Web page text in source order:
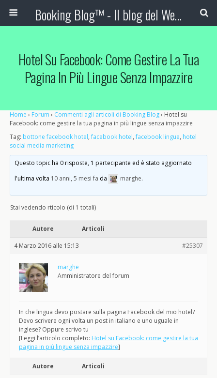
Booking Blog™ - Il blog del Web Marketing Turistico
Hotel Su Facebook: Come Gestire La Tua
Pagina In Più Lingue Senza Impazzire
Home › Forum › Commenti agli articoli di Booking Blog› Hotel su
Facebook: come gestire la tua pagina in più lingue senza impazzire
Tag: bottone facebook hotel,facebook hotel,facebook lingue, hotel
social media marketing
Questo topic ha 0 risposte, 1 partecipante ed è stato aggiornato
l'ultima volta 10 anni, 5 mesi fa da marghe.
Stai vedendo rticolo (di 1 totali)
Autore Articoli
4 Marzo 2016 alle 15:13 #25307
marghe
Amministratore del forum
In che lingua devo postare sulla pagina Facebook del mio hotel?
Devo scrivere ogni volta un post in italiano e uno uguale in
inglese? Oppure scrivo tu
[Leggi l’articolo completo: Hotel su Facebook: come gestire la tua
pagina in più lingue senza impazzire]
Autore Articoli